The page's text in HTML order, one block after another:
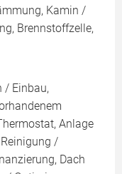
Kamin /
Brennstoffzelle,
/ Einbau,
Anlage
/
Dach